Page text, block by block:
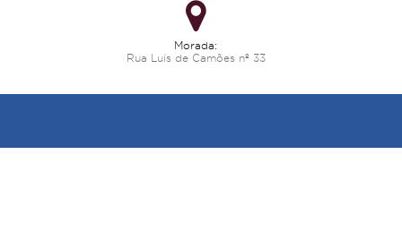
Morada:
Rua Luís de Camões nº 33